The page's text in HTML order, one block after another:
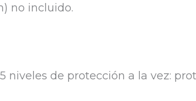
no incluido.
niveles de protección a la vez: